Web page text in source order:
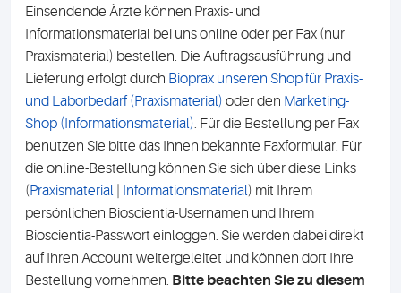
Einsendende Ärzte können Praxis- und
Informationsmaterial bei uns online oder per Fax (nur
Praxismaterial) bestellen. Die Auftragsausführung und
Lieferung erfolgt durch Bioprax unseren Shop für Praxis-
und Laborbedarf (Praxismaterial) oder den Marketing-
Shop (Informationsmaterial). Für die Bestellung per Fax
benutzen Sie bitte das Ihnen bekannte Faxformular. Für
die online-Bestellung können Sie sich über diese Links
(Praxismaterial Informationsmaterial) mit Ihrem
persönlichen Bioscientia-Usernamen und Ihrem
Bioscientia-Passwort einloggen. Sie werden dabei direkt
auf Ihren Account weitergeleitet und können dort Ihre
Bestellung vornehmen. Bitte beachten Sie zu diesem